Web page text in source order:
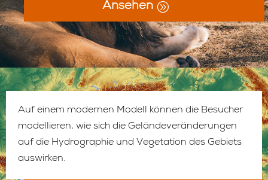
Ansehen
Auf einem modernen Modell können die Besucher
modellieren, wie sich die Geländeveränderungen
auf die Hydrographie und Vegetation des Gebiets
auswirken.